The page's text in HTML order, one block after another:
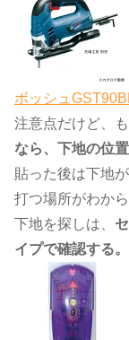
ボッシュ
注意点だけど、
なら、下地の位
貼った後は下地
打つ場所がわから
下地を探しは、
イプで確認する。